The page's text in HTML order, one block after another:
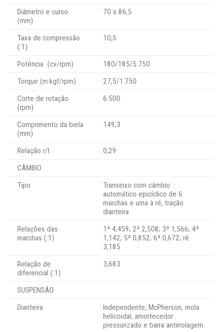
Diâmetro e curso
(mm)
70 x 86,5
Taxa de compressão
(:1)
10,5
Potência (cv/rpm)
180/185/5.750
Torque (m·kgf/rpm)
27,5/1.750
Corte de rotação
(rpm)
6.500
Comprimento da biela
(mm)
149,3
Relação r/l
0,29
CÂMBIO
Tipo
Transeixo com câmbio
automático epicíclico de 6
marchas e uma à ré, tração
dianteira
Relações das
marchas (:1)
1ª 4,459; 2ª 2,508; 3ª 1,566; 4ª
1,142; 5ª 0,852; 6ª 0,672; ré
3,185
Relação de
diferencial (:1)
3,683
SUSPENSÃO
Dianteira
Independente, McPherson, mola
helicoidal, amortecedor
pressurizado e barra antirrolagem